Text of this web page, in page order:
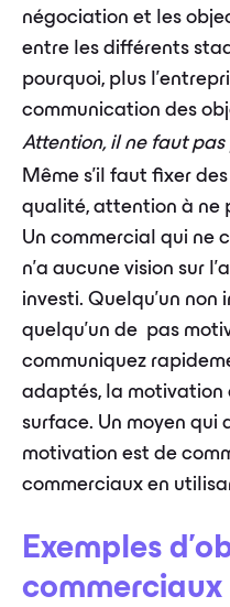
négociation et les
entre les différents
pourquoi, plus
communication des
Attention, il ne faut
Même s’il faut fixer
qualité, attention à ne
Un commercial qui ne
n’a aucune vision sur
investi. Quelqu’un non
quelqu’un de pas
communiquez
adaptés, la motivation
surface. Un moyen qui
motivation est de
commerciaux en
Exemples
commerciaux